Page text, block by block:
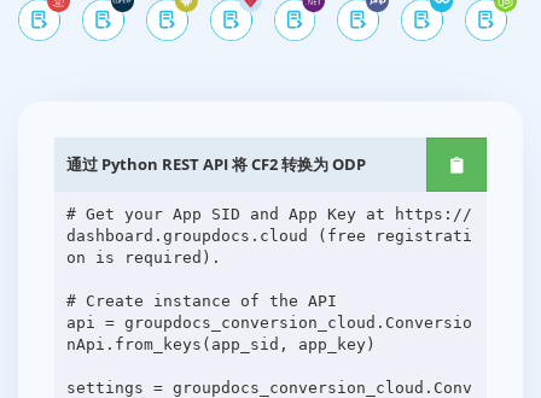
通过 Python REST API 将 CF2 转换为 ODP
# Get your App SID and App Key at https://
dashboard.groupdocs.cloud (free registrati
on is required).
# Create instance of the API
api = groupdocs_conversion_cloud.Conversio
nApi.from_keys(app_sid, app_key)
settings = groupdocs_conversion_cloud.Conv